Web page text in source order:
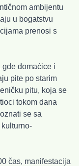
ambijentu
u bogatstvu
prenosi s
gde domaćice i
pite po starim
pitu, koja se
tokom dana
se sa
čas, manifestacija